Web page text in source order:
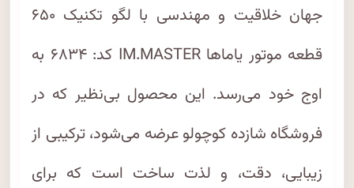
جهان خلاقیت و مهندسی با لگو تکنیک ۶۵۰
قطعه موتور یاماها IM.MASTER کد: ۶۸۳۴ به
اوج خود می‌رسد. این محصول بی‌نظیر که در
فروشگاه شازده کوچولو عرضه می‌شود، ترکیبی از
زیبایی، دقت، و لذت ساخت است که برای